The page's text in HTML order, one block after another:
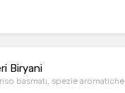
Biryani
basmati, spezie aromatiche